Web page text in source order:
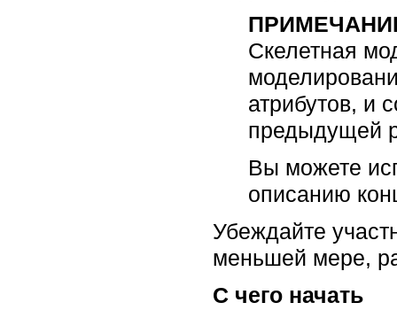
Скелетная
атрибутов, и
предыдущей
Вы можете
описанию
Убеждайте
меньшей мере,
С чего начать